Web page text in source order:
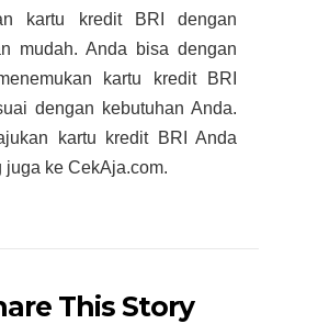
kartu kredit BRI dengan
mudah. Anda bisa dengan
kartu kredit BRI
dengan kebutuhan Anda.
kartu kredit BRI Anda
juga ke CekAja.com.
This Story